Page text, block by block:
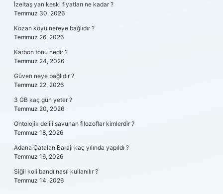
İzeltaş yan keski fiyatları ne kadar ?
Temmuz 30, 2026
Kozan köyü nereye bağlıdır ?
Temmuz 26, 2026
Karbon fonu nedir ?
Temmuz 24, 2026
Güven neye bağlıdır ?
Temmuz 22, 2026
3 GB kaç gün yeter ?
Temmuz 20, 2026
Ontolojik delili savunan filozoflar kimlerdir ?
Temmuz 18, 2026
Adana Çatalan Barajı kaç yılında yapıldı ?
Temmuz 16, 2026
Siğil koli bandı nasıl kullanılır ?
Temmuz 14, 2026